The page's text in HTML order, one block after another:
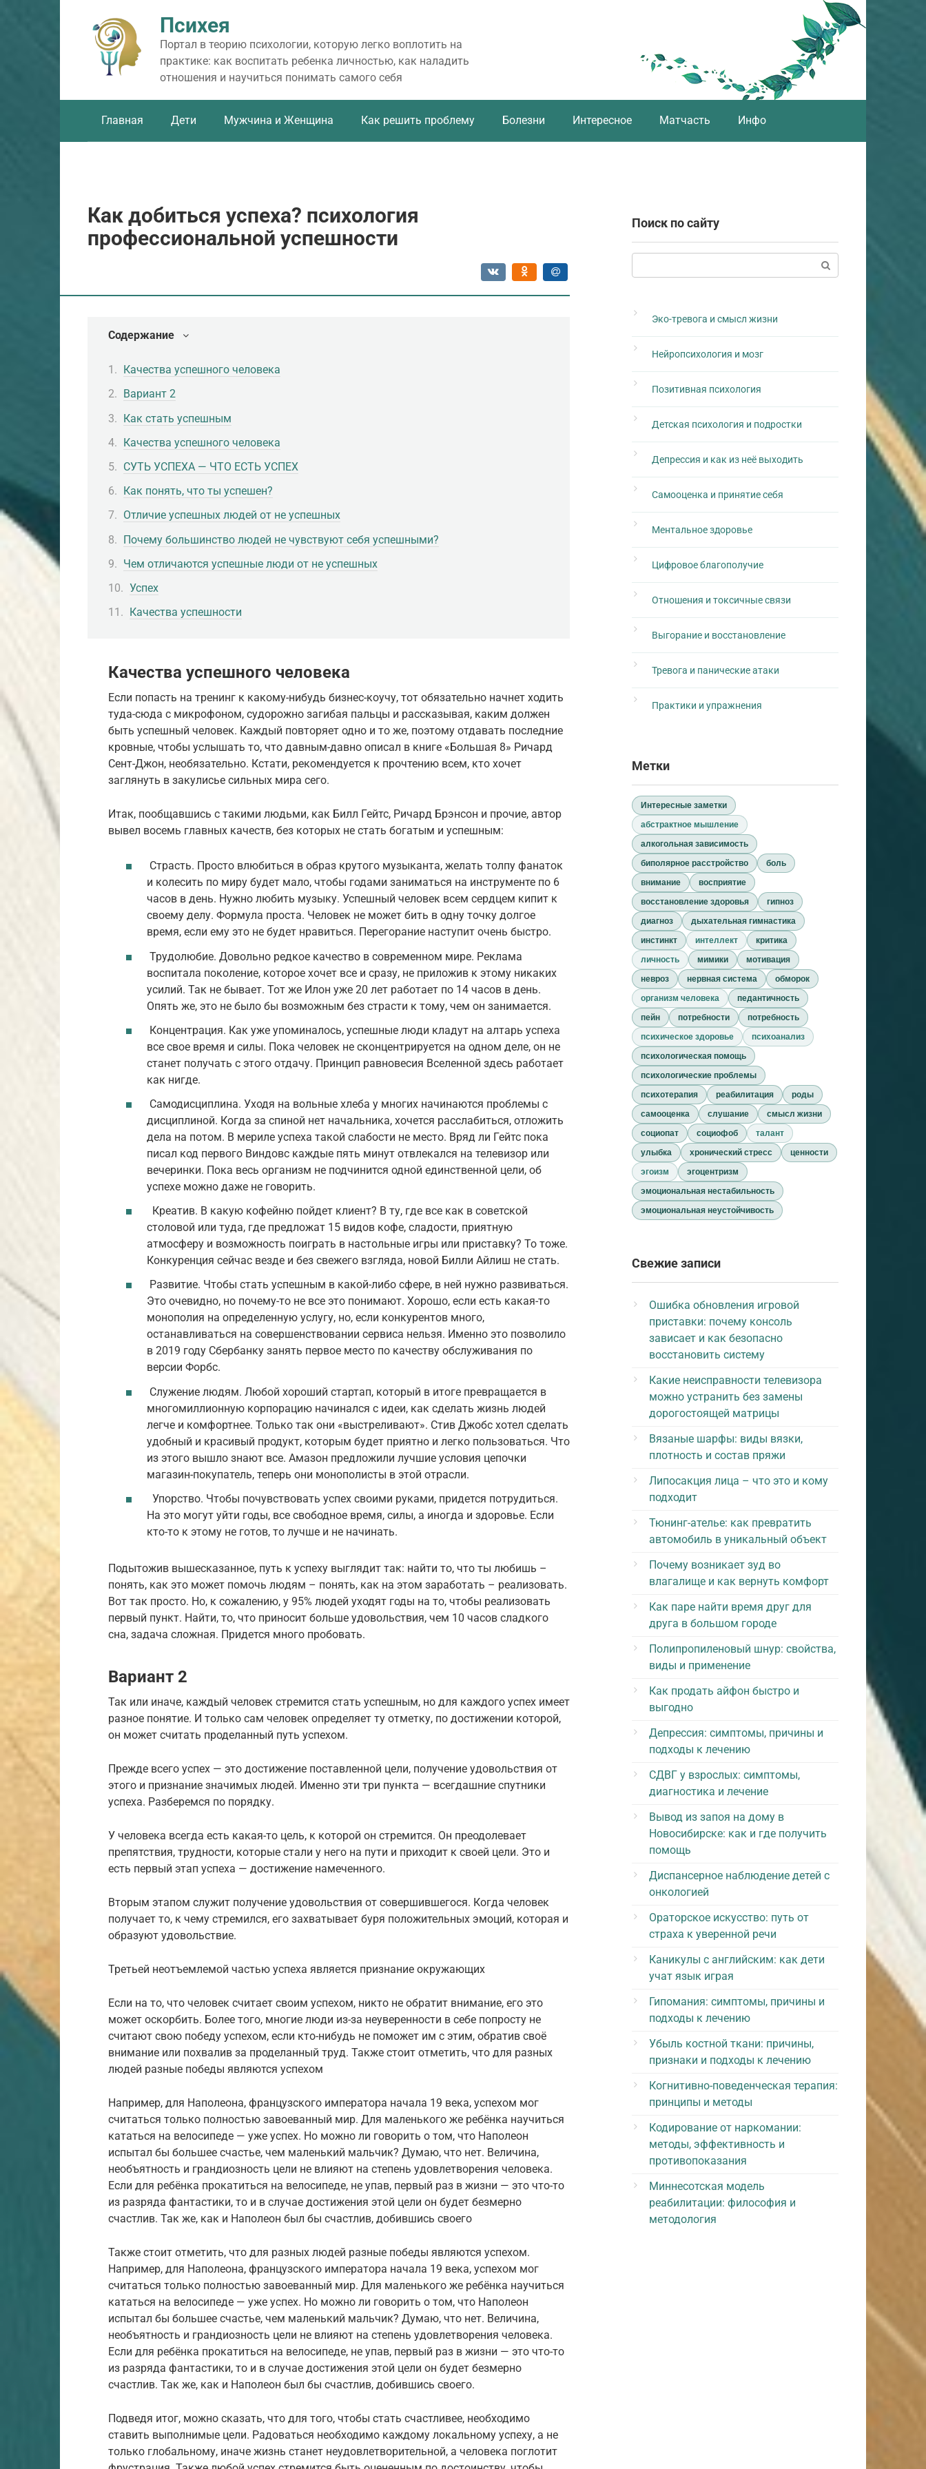
Психея
Портал в теорию психологии, которую легко воплотить на
практике: как воспитать ребенка личностью, как наладить
отношения и научиться понимать самого себя
Главная Дети Мужчина и Женщина Как решить проблему Болезни Интересное Матчасть Инфо
Как добиться успеха? психология
профессиональной успешности
Содержание
Качества успешного человека
Вариант 2
Как стать успешным
Качества успешного человека
СУТЬ УСПЕХА — ЧТО ЕСТЬ УСПЕХ
Как понять, что ты успешен?
Отличие успешных людей от не успешных
Почему большинство людей не чувствуют себя успешными?
Чем отличаются успешные люди от не успешных
Успех
Качества успешности
Качества успешного человека
Если попасть на тренинг к какому-нибудь бизнес-коучу, тот обязательно начнет ходить
туда-сюда с микрофоном, судорожно загибая пальцы и рассказывая, каким должен
быть успешный человек. Каждый повторяет одно и то же, поэтому отдавать последние
кровные, чтобы услышать то, что давным-давно описал в книге «Большая 8» Ричард
Сент-Джон, необязательно. Кстати, рекомендуется к прочтению всем, кто хочет
заглянуть в закулисье сильных мира сего.
Итак, пообщавшись с такими людьми, как Билл Гейтс, Ричард Брэнсон и прочие, автор
вывел восемь главных качеств, без которых не стать богатым и успешным:
Страсть. Просто влюбиться в образ крутого музыканта, желать толпу фанаток
и колесить по миру будет мало, чтобы годами заниматься на инструменте по 6
часов в день. Нужно любить музыку. Успешный человек всем сердцем кипит к
своему делу. Формула проста. Человек не может бить в одну точку долгое
время, если ему это не будет нравиться. Перегорание наступит очень быстро.
Трудолюбие. Довольно редкое качество в современном мире. Реклама
воспитала поколение, которое хочет все и сразу, не приложив к этому никаких
усилий. Так не бывает. Тот же Илон уже 20 лет работает по 14 часов в день.
Опять же, это не было бы возможным без страсти к тому, чем он занимается.
Концентрация. Как уже упоминалось, успешные люди кладут на алтарь успеха
все свое время и силы. Пока человек не сконцентрируется на одном деле, он не
станет получать с этого отдачу. Принцип равновесия Вселенной здесь работает
как нигде.
Самодисциплина. Уходя на вольные хлеба у многих начинаются проблемы с
дисциплиной. Когда за спиной нет начальника, хочется расслабиться, отложить
дела на потом. В мериле успеха такой слабости не место. Вряд ли Гейтс пока
писал код первого Виндовс каждые пять минут отвлекался на телевизор или
вечеринки. Пока весь организм не подчинится одной единственной цели, об
успехе можно даже не говорить.
Креатив. В какую кофейню пойдет клиент? В ту, где все как в советской
столовой или туда, где предложат 15 видов кофе, сладости, приятную
атмосферу и возможность поиграть в настольные игры или приставку? То тоже.
Конкуренция сейчас везде и без свежего взгляда, новой Билли Айлиш не стать.
Развитие. Чтобы стать успешным в какой-либо сфере, в ней нужно развиваться.
Это очевидно, но почему-то не все это понимают. Хорошо, если есть какая-то
монополия на определенную услугу, но, если конкурентов много,
останавливаться на совершенствовании сервиса нельзя. Именно это позволило
в 2019 году Сбербанку занять первое место по качеству обслуживания по
версии Форбс.
Служение людям. Любой хороший стартап, который в итоге превращается в
многомиллионную корпорацию начинался с идеи, как сделать жизнь людей
легче и комфортнее. Только так они «выстреливают». Стив Джобс хотел сделать
удобный и красивый продукт, которым будет приятно и легко пользоваться. Что
из этого вышло знают все. Амазон предложили лучшие условия цепочки
магазин-покупатель, теперь они монополисты в этой отрасли.
Упорство. Чтобы почувствовать успех своими руками, придется потрудиться.
На это могут уйти годы, все свободное время, силы, а иногда и здоровье. Если
кто-то к этому не готов, то лучше и не начинать.
Подытожив вышесказанное, путь к успеху выглядит так: найти то, что ты любишь –
понять, как это может помочь людям – понять, как на этом заработать – реализовать.
Вот так просто. Но, к сожалению, у 95% людей уходят годы на то, чтобы реализовать
первый пункт. Найти, то, что приносит больше удовольствия, чем 10 часов сладкого
сна, задача сложная. Придется много пробовать.
Вариант 2
Так или иначе, каждый человек стремится стать успешным, но для каждого успех имеет
разное понятие. И только сам человек определяет ту отметку, по достижении которой,
он может считать проделанный путь успехом.
Прежде всего успех — это достижение поставленной цели, получение удовольствия от
этого и признание значимых людей. Именно эти три пункта — всегдашние спутники
успеха. Разберемся по порядку.
У человека всегда есть какая-то цель, к которой он стремится. Он преодолевает
препятствия, трудности, которые стали у него на пути и приходит к своей цели. Это и
есть первый этап успеха — достижение намеченного.
Вторым этапом служит получение удовольствия от совершившегося. Когда человек
получает то, к чему стремился, его захватывает буря положительных эмоций, которая и
образуют удовольствие.
Третьей неотъемлемой частью успеха является признание окружающих
Если на то, что человек считает своим успехом, никто не обратит внимание, его это
может оскорбить. Более того, многие люди из-за неуверенности в себе попросту не
считают свою победу успехом, если кто-нибудь не поможет им с этим, обратив своё
внимание или похвалив за проделанный труд. Также стоит отметить, что для разных
людей разные победы являются успехом
Например, для Наполеона, французского императора начала 19 века, успехом мог
считаться только полностью завоеванный мир. Для маленького же ребёнка научиться
кататься на велосипеде — уже успех. Но можно ли говорить о том, что Наполеон
испытал бы большее счастье, чем маленький мальчик? Думаю, что нет. Величина,
необъятность и грандиозность цели не влияют на степень удовлетворения человека.
Если для ребёнка прокатиться на велосипеде, не упав, первый раз в жизни — это что-то
из разряда фантастики, то и в случае достижения этой цели он будет безмерно
счастлив. Так же, как и Наполеон был бы счастлив, добившись своего
Также стоит отметить, что для разных людей разные победы являются успехом.
Например, для Наполеона, французского императора начала 19 века, успехом мог
считаться только полностью завоеванный мир. Для маленького же ребёнка научиться
кататься на велосипеде — уже успех. Но можно ли говорить о том, что Наполеон
испытал бы большее счастье, чем маленький мальчик? Думаю, что нет. Величина,
необъятность и грандиозность цели не влияют на степень удовлетворения человека.
Если для ребёнка прокатиться на велосипеде, не упав, первый раз в жизни — это что-то
из разряда фантастики, то и в случае достижения этой цели он будет безмерно
счастлив. Так же, как и Наполеон был бы счастлив, добившись своего.
Подведя итог, можно сказать, что для того, чтобы стать счастливее, необходимо
ставить выполнимые цели. Радоваться необходимо каждому локальному успеху, а не
только глобальному, иначе жизнь станет неудовлетворительной, а человека поглотит
Поиск по сайту
Эко-тревога и смысл жизни
Нейропсихология и мозг
Позитивная психология
Детская психология и подростки
Депрессия и как из неё выходить
Самооценка и принятие себя
Ментальное здоровье
Цифровое благополучие
Отношения и токсичные связи
Выгорание и восстановление
Тревога и панические атаки
Практики и упражнения
Метки
Интересные заметки
абстрактное мышление
алкогольная зависимость
биполярное расстройство
боль
внимание
восприятие
восстановление здоровья
гипноз
диагноз
дыхательная гимнастика
инстинкт
интеллект
критика
личность
мимики
мотивация
невроз
нервная система
обморок
организм человека
педантичность
пейн
потребности
потребность
психическое здоровье
психоанализ
психологическая помощь
психологические проблемы
психотерапия
реабилитация
роды
самооценка
слушание
смысл жизни
социопат
социофоб
талант
улыбка
хронический стресс
ценности
эгоизм
эгоцентризм
эмоциональная нестабильность
эмоциональная неустойчивость
Свежие записи
Ошибка обновления игровой
приставки: почему консоль
зависает и как безопасно
восстановить систему
Какие неисправности телевизора
можно устранить без замены
дорогостоящей матрицы
Вязаные шарфы: виды вязки,
плотность и состав пряжи
Липосакция лица – что это и кому
подходит
Тюнинг-ателье: как превратить
автомобиль в уникальный объект
Почему возникает зуд во
влагалище и как вернуть комфорт
Как паре найти время друг для
друга в большом городе
Полипропиленовый шнур: свойства,
виды и применение
Как продать айфон быстро и
выгодно
Депрессия: симптомы, причины и
подходы к лечению
СДВГ у взрослых: симптомы,
диагностика и лечение
Вывод из запоя на дому в
Новосибирске: как и где получить
помощь
Диспансерное наблюдение детей с
онкологией
Ораторское искусство: путь от
страха к уверенной речи
Каникулы с английским: как дети
учат язык играя
Гипомания: симптомы, причины и
подходы к лечению
Убыль костной ткани: причины,
признаки и подходы к лечению
Когнитивно-поведенческая терапия:
принципы и методы
Кодирование от наркомании:
методы, эффективность и
противопоказания
Миннесотская модель
реабилитации: философия и
методология